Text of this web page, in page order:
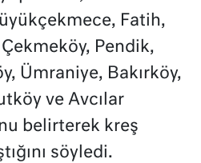
Fatih,
Pendik,
Ümraniye, Bakırköy,
ve Avcılar
belirterek kreş
söyledi.